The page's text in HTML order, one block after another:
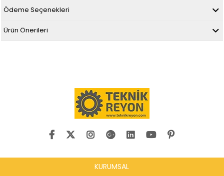
Ödeme Seçenekleri
Ürün Önerileri
KURUMSAL